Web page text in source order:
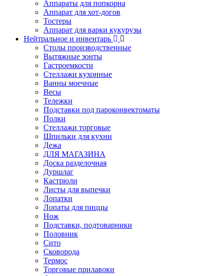
Аппараты для попкорна
Аппарат для хот-догов
Тостеры
Аппарат для варки кукурузы
Нейтральное и инвентарь
Столы производственные
Вытяжные зонты
Гастроемкости
Стеллажи кухонные
Ванны моечные
Весы
Тележки
Подставки под пароконвектоматы
Полки
Стеллажи торговые
Шпильки для кухни
Дежа
ДЛЯ МАГАЗИНА
Доска разделочная
Дуршлаг
Кастрюли
Листы для выпечки
Лопатки
Лопаты для пиццы
Нож
Подставки, подтоварники
Половник
Сито
Сковорода
Термос
Торговые прилавоки